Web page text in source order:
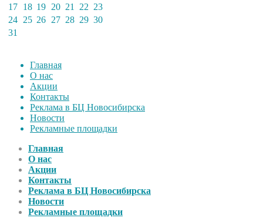
17 18 19 20 21 22 23
24 25 26 27 28 29 30
31
Главная
О нас
Акции
Контакты
Реклама в БЦ Новосибирска
Новости
Рекламные площадки
Главная
О нас
Акции
Контакты
Реклама в БЦ Новосибирска
Новости
Рекламные площадки